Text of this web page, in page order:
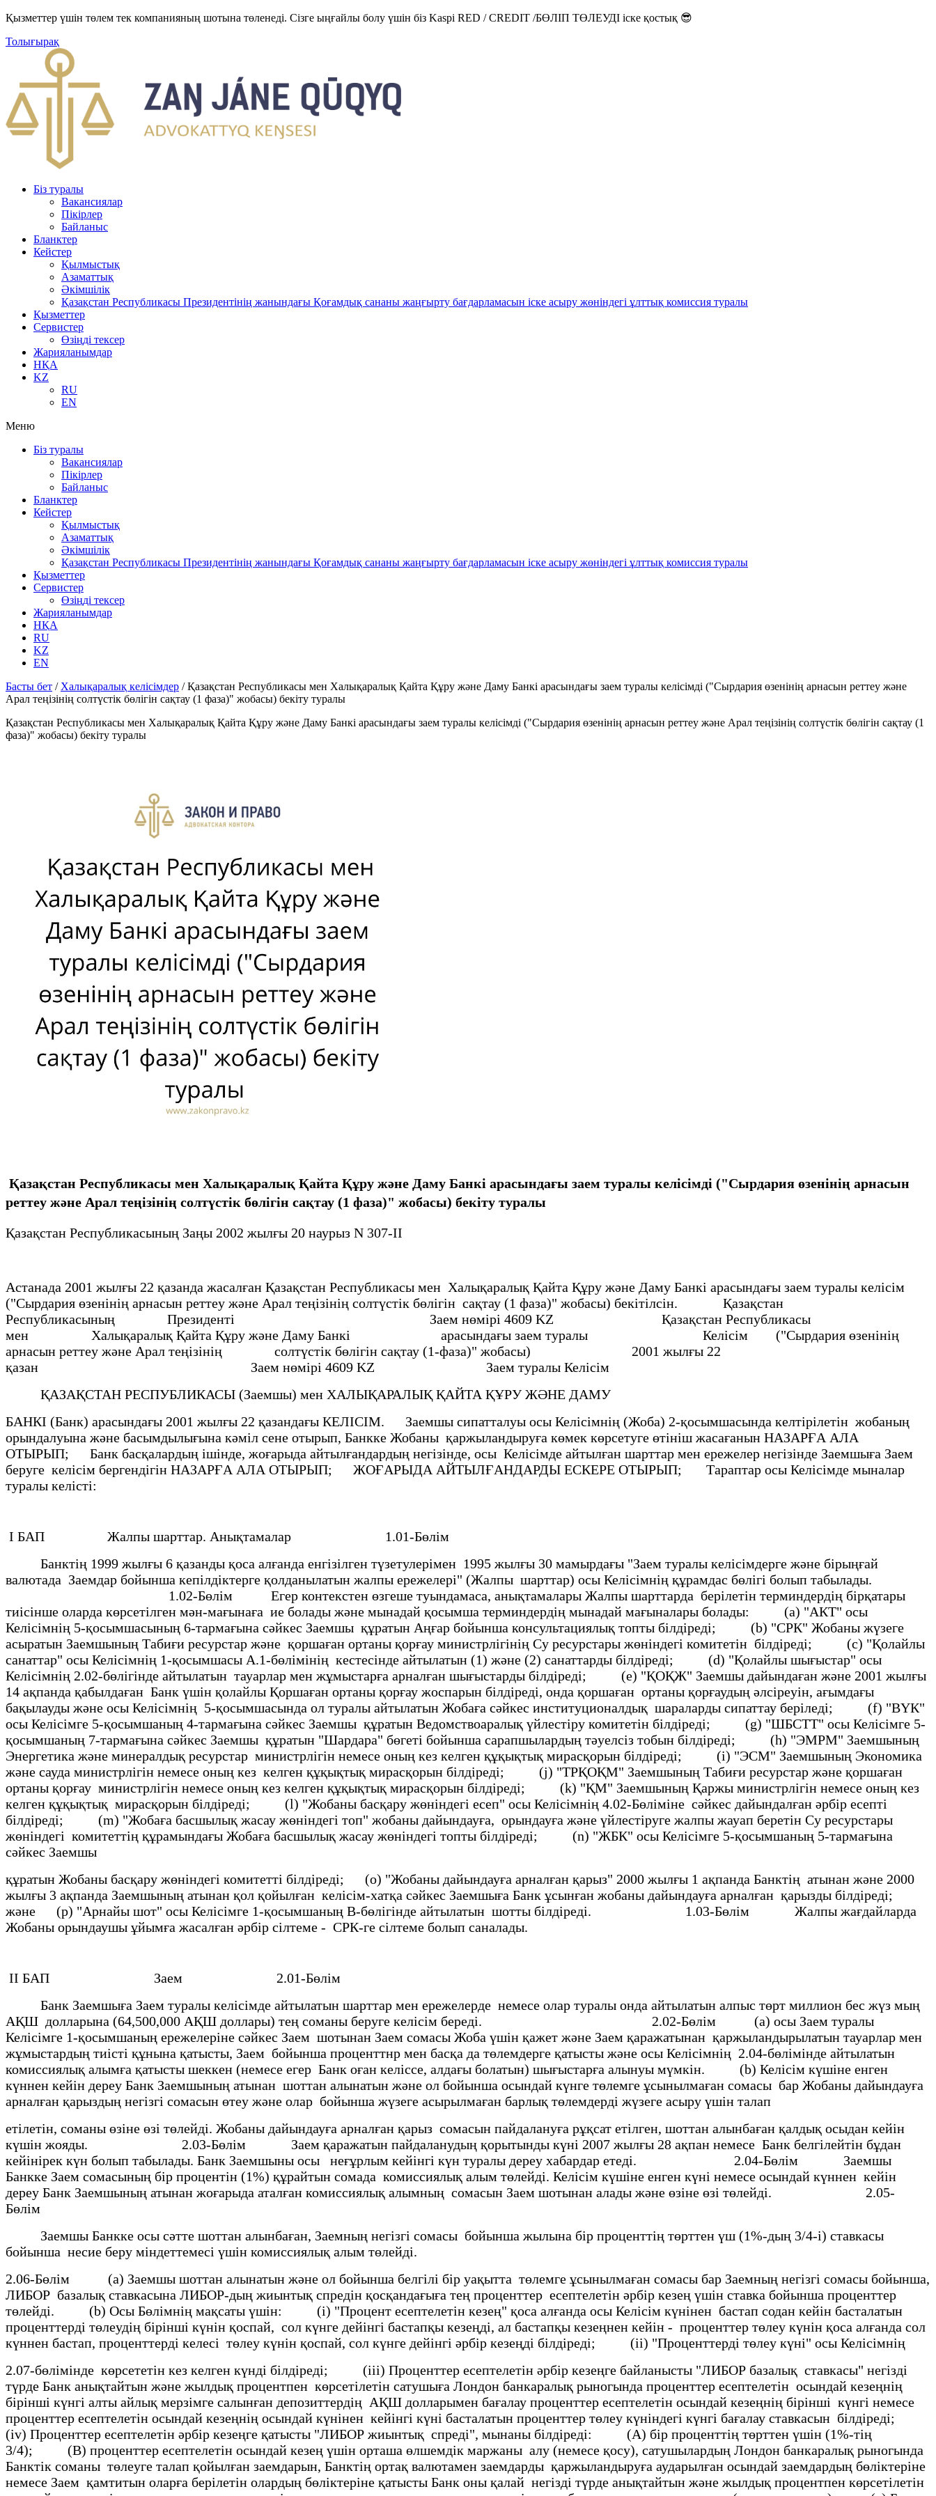
Қызметтер үшін төлем тек компанияның шотына төленеді. Сізге ыңғайлы болу үшін біз Kaspi RED / CREDIT /БӨЛІП ТӨЛЕУДІ іске қостық 😎
Толығырақ
Біз туралы
Вакансиялар
Пікірлер
Байланыс
Бланктер
Кейстер
Қылмыстық
Азаматтық
Әкімшілік
Қазақстан Республикасы Президентінің жанындағы Қоғамдық сананы жаңғырту бағдарламасын іске асыру жөніндегі ұлттық комиссия туралы
Қызметтер
Сервистер
Өзіңді тексер
Жарияланымдар
НҚА
KZ
RU
EN
Меню
Біз туралы
Вакансиялар
Пікірлер
Байланыс
Бланктер
Кейстер
Қылмыстық
Азаматтық
Әкімшілік
Қазақстан Республикасы Президентінің жанындағы Қоғамдық сананы жаңғырту бағдарламасын іске асыру жөніндегі ұлттық комиссия туралы
Қызметтер
Сервистер
Өзіңді тексер
Жарияланымдар
НҚА
RU
KZ
EN
Басты бет / Халықаралық келісімдер /Қазақстан Республикасы мен Халықаралық Қайта Құру және Даму Банкі арасындағы заем туралы келісімді ("Сырдария өзенінің арнасын реттеу және
Арал теңізінің солтүстік бөлігін сақтау (1 фаза)" жобасы) бекіту туралы
Қазақстан Республикасы мен Халықаралық Қайта Құру және Даму Банкі арасындағы заем туралы келісімді ("Сырдария өзенінің арнасын реттеу және Арал теңізінің солтүстік бөлігін сақтау (1
фаза)" жобасы) бекіту туралы
Қазақстан Республикасы мен Халықаралық Қайта Құру және Даму Банкі арасындағы заем туралы келісімді ("Сырдария өзенінің арнасын
реттеу және Арал теңізінің солтүстік бөлігін сақтау (1 фаза)" жобасы) бекіту туралы
Қазақстан Республикасының Заңы 2002 жылғы 20 наурыз N 307-ІІ
Астанада 2001 жылғы 22 қазанда жасалған Қазақстан Республикасы мен Халықаралық Қайта Құру және Даму Банкі арасындағы заем туралы келісім
("Сырдария өзенінің арнасын реттеу және Арал теңізінің солтүстік бөлігін сақтау (1 фаза)" жобасы) бекітілсін. Қазақстан
Республикасының Президенті Заем нөмірі 4609 KZ Қазақстан Республикасы
мен Халықаралық Қайта Құру және Даму Банкі арасындағы заем туралы Келісім ("Сырдария өзенінің
арнасын реттеу және Арал теңізінің солтүстік бөлігін сақтау (1-фаза)" жобасы) 2001 жылғы 22
қазан Заем нөмірі 4609 KZ Заем туралы Келісім
ҚАЗАҚСТАН РЕСПУБЛИКАСЫ (Заемшы) мен ХАЛЫҚАРАЛЫҚ ҚАЙТА ҚҰРУ ЖӘНЕ ДАМУ
БАНКI (Банк) арасындағы 2001 жылғы 22 қазандағы КЕЛІСІМ. Заемшы сипатталуы осы Келiсiмнiң (Жоба) 2-қосымшасында келтiрiлетiн жобаның
орындалуына және басымдылығына кәміл сене отырып, Банкке Жобаны қаржыландыруға көмек көрсетуге өтiнiш жасағанын НАЗАРҒА АЛА
ОТЫРЫП; Банк басқалардың ішінде, жоғарыда айтылғандардың негізiнде, осы Келiсiмде айтылған шарттар мен ережелер негiзiнде Заемшыға Заем
беруге келiсiм бергендiгiн НАЗАРҒА АЛА ОТЫРЫП; ЖОҒАРЫДА АЙТЫЛҒАНДАРДЫ ЕСКЕРЕ ОТЫРЫП; Тараптар осы Келiсiмде мыналар
туралы келiстi:
I БАП Жалпы шарттар. Анықтамалар 1.01-Бөлiм
Банктiң 1999 жылғы 6 қазанды қоса алғанда енгiзiлген түзетулерiмен 1995 жылғы 30 мамырдағы "Заем туралы келiсiмдерге және бiрыңғай
валютада Заемдар бойынша кепiлдiктерге қолданылатын жалпы ережелерi" (Жалпы шарттар) осы Келiсiмнің құрамдас бөлiгі болып табылады.
1.02-Бөлiм
Егер контекстен өзгеше туындамаса, анықтамалары Жалпы шарттарда берiлетiн терминдердiң бiрқатары
тиiсiнше оларда көрсетiлген мән-мағынаға ие болады және мынадай қосымша терминдердiң мынадай мағыналары болады: (а) "АКТ" осы
Келiсiмнiң 5-қосымшасының 6-тармағына сәйкес Заемшы құратын Аңғар бойынша консультациялық топты бiлдiредi; (b) "СРК" Жобаны жүзеге
асыратын Заемшының Табиғи ресурстар және қоршаған ортаны қорғау министрлiгiнiң Су ресурстары жөнiндегі комитетін бiлдiредi; (с) "Қолайлы
санаттар" осы Келiсiмнiң 1-қосымшасы А.1-бөлiмінің кестесiнде айтылатын (1) және (2) санаттарды бiлдiредi; (d) "Қолайлы шығыстар" осы
Келiсiмнiң 2.02-бөлiгiнде айтылатын тауарлар мен жұмыстарға арналған шығыстарды бiлдiредi; (е) "ҚОҚЖ" Заемшы дайындаған және 2001 жылғы
14 ақпанда қабылдаған Банк үшiн қолайлы Қоршаған ортаны қорғау жоспарын бiлдiредi, онда қоршаған ортаны қорғаудың әлсiреуiн, ағымдағы
бақылауды және осы Келiсiмнiң 5-қосымшасында ол туралы айтылатын Жобаға сәйкес институционалдық шараларды сипаттау беріледі; (f) "ВҮК"
осы Келiсiмге 5-қосымшаның 4-тармағына сәйкес Заемшы құратын Ведомствоаралық үйлестіру комитетiн бiлдiредi; (g) "ШБСТТ" осы Келiсiмге 5-
қосымшаның 7-тармағына сәйкес Заемшы құратын "Шардара" бөгетi бойынша сарапшылардың тәуелсiз тобын бiлдiредi; (h) "ЭМРМ" Заемшының
Энергетика және минералдық ресурстар министрлiгiн немесе оның кез келген құқықтық мирасқорын бiлдіредi; (i) "ЭСМ" Заемшының Экономика
және сауда министрлiгін немесе оның кез келген құқықтық мирасқорын бiлдiредi; (j) "ТРҚОҚМ" Заемшының Табиғи ресурстар және қоршаған
ортаны қорғау министрлiгiн немесе оның кез келген құқықтық мирасқорын бiлдiредi; (k) "ҚМ" Заемшының Қаржы министрлігін немесе оның кез
келген құқықтық мирасқорын бiлдiредi; (l) "Жобаны басқару жөнiндегi есеп" осы Келiсiмнiң 4.02-Бөлiмiне сәйкес дайындалған әрбiр есептi
бiлдiредi; (m) "Жобаға басшылық жасау жөнiндегi топ" жобаны дайындауға, орындауға және үйлестiруге жалпы жауап беретiн Су ресурстары
жөнiндегi комитеттің құрамындағы Жобаға басшылық жасау жөнiндегi топты білдіреді; (n) "ЖБК" осы Келiсiмге 5-қосымшаның 5-тармағына
сәйкес Заемшы
құратын Жобаны басқару жөнiндегi комитетті бiлдiредi; (о) "Жобаны дайындауға арналған қарыз" 2000 жылғы 1 ақпанда Банктiң атынан және 2000
жылғы 3 ақпанда Заемшының атынан қол қойылған келiсiм-хатқа сәйкес Заемшыға Банк ұсынған жобаны дайындауға арналған қарызды бiлдiредi;
және (р) "Арнайы шот" осы Келiсiмге 1-қосымшаның В-бөлiгiнде айтылатын шотты бiлдiредi. 1.03-Бөлiм Жалпы жағдайларда
Жобаны орындаушы ұйымға жасалған әрбiр сiлтеме - СРК-ге сiлтеме болып саналады.
ІІ БАП Заем 2.01-Бөлiм
Банк Заемшыға Заем туралы келісiмде айтылатын шарттар мен ережелерде немесе олар туралы онда айтылатын алпыс төрт миллион бес жүз мың
АҚШ долларына (64,500,000 АҚШ доллары) тең соманы беруге келiсiм бередi.
2.02-Бөлiм
(а) осы Заем туралы
Келiсiмге 1-қосымшаның ережелерiне сәйкес Заем шотынан Заем сомасы Жоба үшiн қажет және Заем қаражатынан қаржыландырылатын тауарлар мен
жұмыстардың тиiстi құнына қатысты, Заем бойынша проценттнр мен басқа да төлемдерге қатысты және осы Келiсiмнiң 2.04-бөлiмiнде айтылатын
комиссиялық алымға қатысты шеккен (немесе егер Банк оған келiссе, алдағы болатын) шығыстарға алынуы мүмкін. (b) Келiсiм күшiне енген
күннен кейiн дереу Банк Заемшының атынан шоттан алынатын және ол бойынша осындай күнге төлемге ұсынылмаған сомасы бар Жобаны дайындауға
арналған қарыздың негiзгi сомасын өтеу және олар бойынша жүзеге асырылмаған барлық төлемдердi жүзеге асыру үшiн талап
етiлетiн, соманы өзiне өзi төлейдi. Жобаны дайындауға арналған қарыз сомасын пайдалануға рұқсат етілген, шоттан алынбаған қалдық осыдан кейiн
күшiн жояды. 2.03-Бөлiм Заем қаражатын пайдаланудың қорытынды күнi 2007 жылғы 28 ақпан немесе Банк белгілейтін бұдан
кейінірек күн болып табылады. Банк Заемшыны осы неғұрлым кейінгі күн туралы дереу хабардар етедi. 2.04-Бөлiм Заемшы
Банкке Заем сомасының бiр процентін (1%) құрайтын сомада комиссиялық алым төлейдi. Келiсiм күшiне енген күнi немесе осындай күннен кейiн
дереу Банк Заемшының атынан жоғарыда аталған комиссиялық алымның сомасын Заем шотынан алады және өзiне өзi төлейдi. 2.05-
Бөлiм
Заемшы Банкке осы сәтте шоттан алынбаған, Заемның негiзгі сомасы бойынша жылына бiр проценттің төрттен үш (1%-дың 3/4-і) ставкасы
бойынша несие беру мiндеттемесi үшiн комиссиялық алым төлейдi.
2.06-Бөлiм
(а) Заемшы шоттан алынатын және ол бойынша белгiлi бiр уақытта төлемге ұсынылмаған сомасы бар Заемның негiзгi сомасы бойынша,
ЛИБОР базалық ставкасына ЛИБОР-дың жиынтық спредiн қосқандағыға тең проценттер есептелетiн әрбiр кезең үшiн ставка бойынша проценттер
төлейдi. (b) Осы Бөлiмнiң мақсаты үшiн: (і) "Процент есептелетiн кезең" қоса алғанда осы Келiсiм күнiнен бастап содан кейін басталатын
проценттерді төлеудiң бірінші күнін қоспай, сол күнге дейінгі бастапқы кезеңді, ал бастапқы кезеңнен кейін - проценттер төлеу күнiн қоса алғанда сол
күннен бастап, проценттерді келесі төлеу күнін қоспай, сол күнге дейінгі әрбір кезеңді білдіреді; (іі) "Проценттерді төлеу күнi" осы Келісімнің
2.07-бөлiмiнде көрсететін кез келген күнді білдіреді; (ііі) Проценттер есептелетін әрбір кезеңге байланысты "ЛИБОР базалық ставкасы" негiздi
түрде Банк анықтайтын және жылдық процентпен көрсетiлетiн сатушыға Лондон банкаралық рыногында проценттер есептелетiн осындай кезеңнiң
бiрiншi күнгi алты айлық мерзімге салынған депозиттердің АҚШ долларымен бағалау проценттер есептелетiн осындай кезеңнiң бiрiншi күнгi немесе
проценттер есептелетін осындай кезеңнің осындай күнінен кейінгі күнi басталатын проценттер төлеу күніндегі күнгі бағалау ставкасын бiлдiредi;
(iv) Проценттер есептелетiн әрбiр кезеңге қатысты "ЛИБОР жиынтық спредi", мынаны бiлдiредi: (А) бiр проценттiң төрттен үшiн (1%-тiң
3/4); (В) проценттер есептелетiн осындай кезең үшiн орташа өлшемдік маржаны алу (немесе қосу), сатушылардың Лондон банкаралық рыногында
Банктiк соманы төлеуге талап қойылған заемдарын, Банктiң ортақ валютамен заемдарды қаржыландыруға аударылған осындай заемдардың бөлiктерiне
немесе Заем қамтитын оларға берiлетiн олардың бөлiктерiне қатысты Банк оны қалай негiздi түрде анықтайтын және жылдық процентпен көрсетiлетін